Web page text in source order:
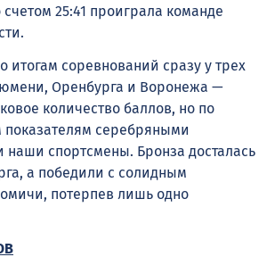
25:41 проиграла команде
итогам соревнований сразу у трех
Оренбурга и Воронежа —
количество баллов, но по
серебряными
наши спортсмены. Бронза досталась
а победили с солидным
потерпев лишь одно